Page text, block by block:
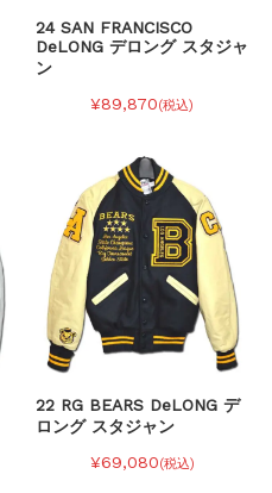
24 SAN FRANCISCO
DeLONG デロング スタジャ
ン
¥89,870(税込)
22 RG BEARS DeLONG デ
ロング スタジャン
¥69,080(税込)